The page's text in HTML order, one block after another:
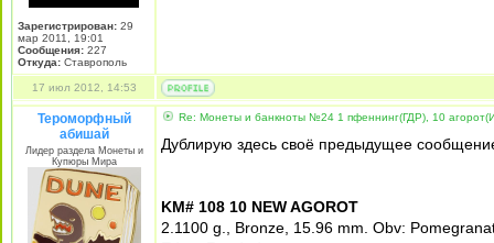
Зарегистрирован: 29
мар 2011, 19:01
Сообщения: 227
Откуда: Ставрополь
17 июл 2012, 14:53
Тероморфный
абишай
Лидер раздела Монеты и
Купюры Мира
Re: Монеты и банкноты №24 1 пфеннинг(ГДР), 10
Дублирую здесь своё предыдущее
KM# 108 10 NEW AGOROT
2.1100 g., Bronze, 15.96 mm. Obv: